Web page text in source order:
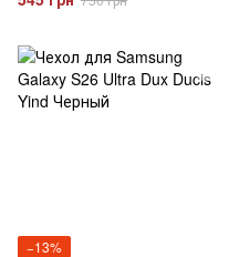
−13%